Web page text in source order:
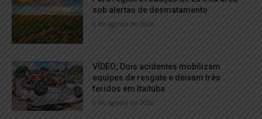
sob alertas de desmatamento
8 de agosto de 2026
VÍDEO; Dois acidentes mobilizam
equipes de resgate e deixam três
feridos em Itaituba
8 de agosto de 2026